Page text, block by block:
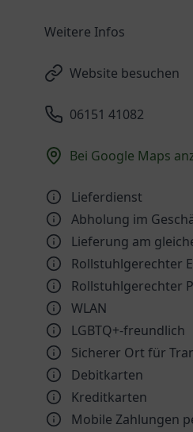
Weitere Infos
Website besuchen
06151 41082
Bei Google Maps
Lieferdienst
Abholung im
Lieferung am
Rollstuhlgerechter
Rollstuhlgerechter
WLAN
LGBTQ+-freundlich
Sicherer Ort für
Debitkarten
Kreditkarten
Mobile Zahlungen